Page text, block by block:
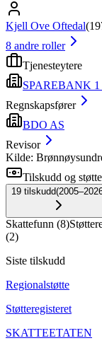
Kjell Ove Oftedal(
8 andre roller
Tjenesteytere
SPAREBANK
Regnskapsfører
BDO AS
Revisor
Kilde:
Tilskudd og støtte
19 tilskudd(
Skattefunn (8)
(2)
Siste tilskudd
Regionalstøtte
Støtteregisteret
SKATTEETATEN